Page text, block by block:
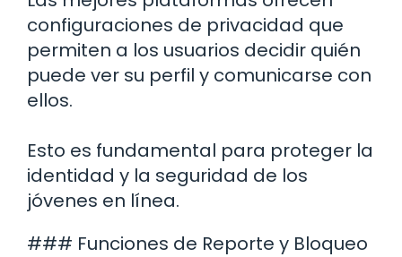
configuraciones de privacidad que
permiten a los usuarios decidir quién
puede ver su perfil y comunicarse con
ellos.
Esto es fundamental para proteger la
identidad y la seguridad de los
jóvenes en línea.
### Funciones de Reporte y Bloqueo